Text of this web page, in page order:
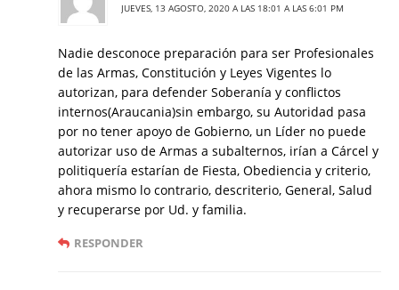
JUEVES, 13 AGOSTO, 2020 A LAS 18:01 A LAS 6:01 PM
Nadie desconoce preparación para ser Profesionales
de las Armas, Constitución y Leyes Vigentes lo
autorizan, para defender Soberanía y conflictos
internos(Araucania)sin embargo, su Autoridad pasa
por no tener apoyo de Gobierno, un Líder no puede
autorizar uso de Armas a subalternos, irían a Cárcel y
politiquería estarían de Fiesta, Obediencia y criterio,
ahora mismo lo contrario, descriterio, General, Salud
y recuperarse por Ud. y familia.
RESPONDER